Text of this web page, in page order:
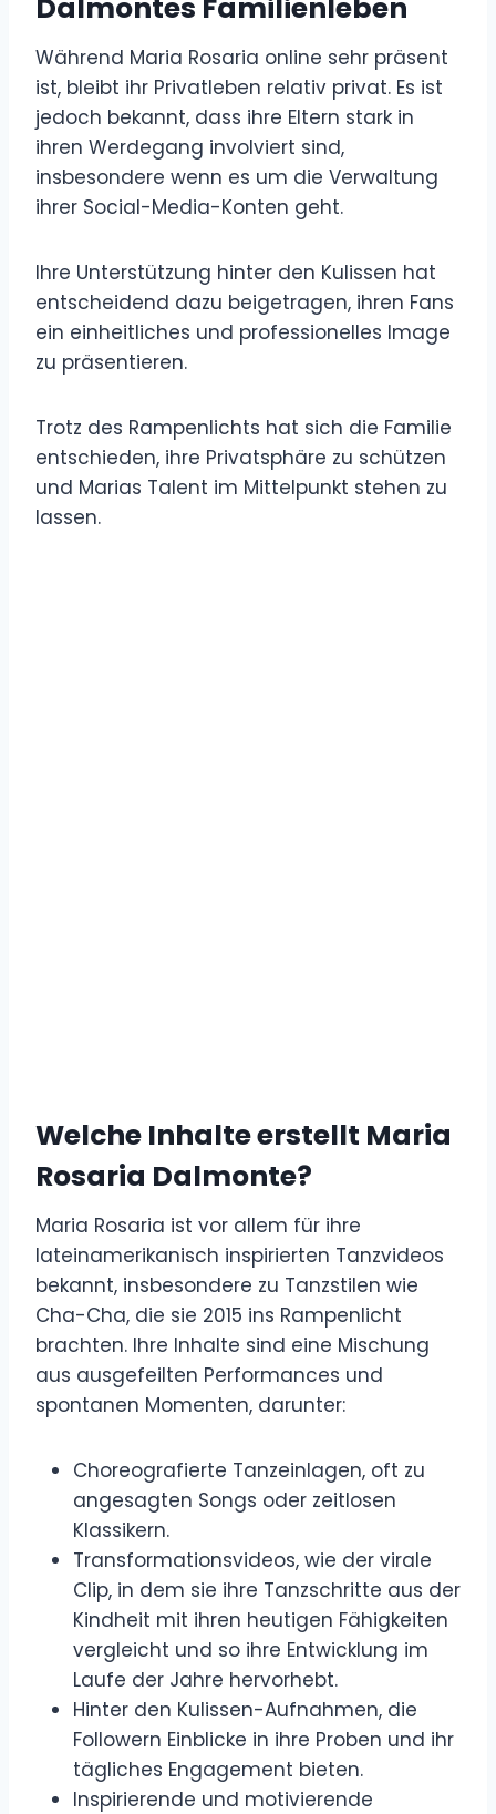
Dalmontes Familienleben
Während Maria Rosaria online sehr präsent
ist, bleibt ihr Privatleben relativ privat. Es ist
jedoch bekannt, dass ihre Eltern stark in
ihren Werdegang involviert sind,
insbesondere wenn es um die Verwaltung
ihrer Social-Media-Konten geht.
Ihre Unterstützung hinter den Kulissen hat
entscheidend dazu beigetragen, ihren Fans
ein einheitliches und professionelles Image
zu präsentieren.
Trotz des Rampenlichts hat sich die Familie
entschieden, ihre Privatsphäre zu schützen
und Marias Talent im Mittelpunkt stehen zu
lassen.
Welche Inhalte erstellt Maria
Rosaria Dalmonte?
Maria Rosaria ist vor allem für ihre
lateinamerikanisch inspirierten Tanzvideos
bekannt, insbesondere zu Tanzstilen wie
Cha-Cha, die sie 2015 ins Rampenlicht
brachten. Ihre Inhalte sind eine Mischung
aus ausgefeilten Performances und
spontanen Momenten, darunter:
Choreografierte Tanzeinlagen, oft zu
angesagten Songs oder zeitlosen
Klassikern.
Transformationsvideos, wie der virale
Clip, in dem sie ihre Tanzschritte aus der
Kindheit mit ihren heutigen Fähigkeiten
vergleicht und so ihre Entwicklung im
Laufe der Jahre hervorhebt.
Hinter den Kulissen-Aufnahmen, die
Followern Einblicke in ihre Proben und ihr
tägliches Engagement bieten.
Inspirierende und motivierende